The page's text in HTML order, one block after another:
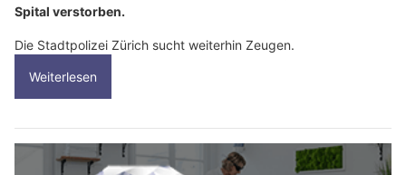
Spital verstorben.
Die Stadtpolizei Zürich sucht weiterhin Zeugen.
Weiterlesen